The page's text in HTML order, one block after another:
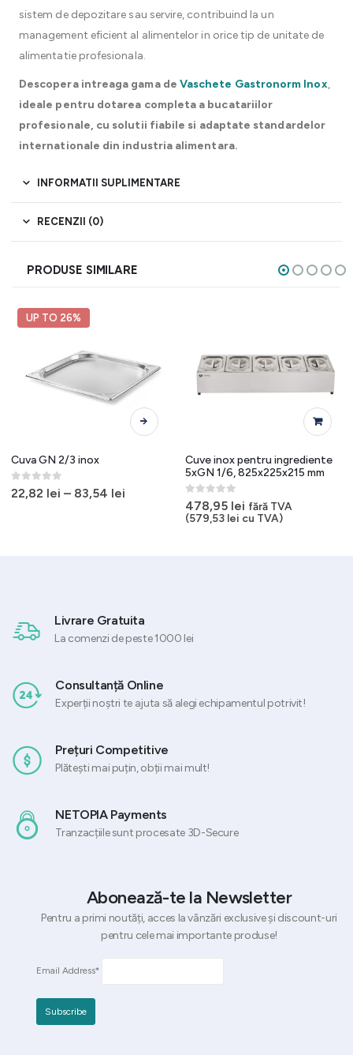
sistem de depozitare sau servire, contribuind la un
management eficient al alimentelor in orice tip de unitate de
alimentatie profesionala.
Descopera intreaga gama de Vaschete Gastronorm Inox,
ideale pentru dotarea completa a bucatariilor
profesionale, cu solutii fiabile si adaptate standardelor
internationale din industria alimentara.
INFORMATII SUPLIMENTARE
RECENZII (0)
PRODUSE SIMILARE
UP TO 26%
Acest produs are mai multe variații. Opțiunile pot fi alese în pagina produsului.
Cuva GN 2/3 inox
0out of 5
22,82 lei – 83,54 lei
Cuve inox pentru ingrediente
5xGN 1/6, 825x225x215 mm
0out of 5
478,95 lei fără TVA
(579,53 lei cu TVA)
Livrare Gratuita
La comenzi de peste 1000 lei
Consultanță Online
Experții noștri te ajuta să alegi echipamentul potrivit!
Prețuri Competitive
Plătești mai puțin, obții mai mult!
NETOPIA Payments
Tranzacțiile sunt procesate 3D-Secure
Abonează-te la Newsletter
Pentru a primi noutăți, acces la vânzări exclusive și discount-uri
pentru cele mai importante produse!
Email Address*